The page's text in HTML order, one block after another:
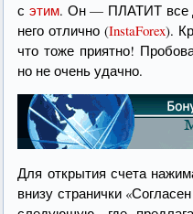
сэтим. Он — ПЛАТИТ все
него отлично (InstaForex).
что тоже приятно!
но не очень удачно.
Для открытия счета
внизу странички